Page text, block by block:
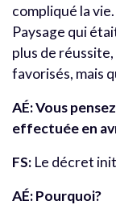
compliqué la
Paysage qui
plus de
favorisés, mais
AÉ: Vous
effectuée en
FS: Le décret
AÉ: Pourquoi?